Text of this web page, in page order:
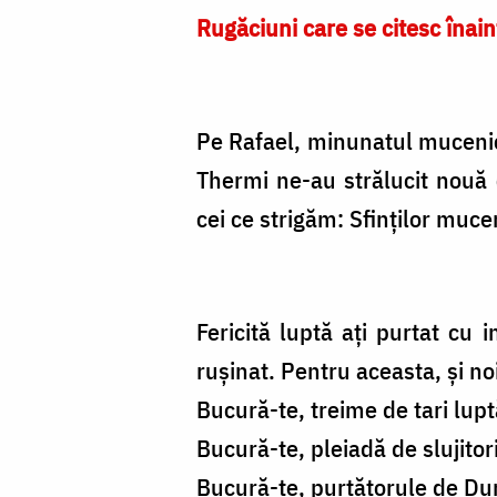
Rugăciuni care se citesc
Pe Rafael, minunatul
Thermi ne-au strălucit
cei ce strigăm: Sfinților
Fericită luptă ați purtat cu
rușinat. Pentru aceasta, și
Bucură-te, treime de tari
Bucură-te, pleiadă de
Bucură-te, purtătorule de